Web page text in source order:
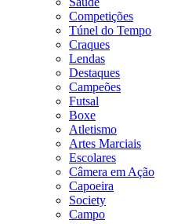
Competições
Túnel do Tempo
Craques
Lendas
Destaques
Campeões
Futsal
Boxe
Atletismo
Artes Marciais
Escolares
Câmera em Ação
Capoeira
Society
Campo